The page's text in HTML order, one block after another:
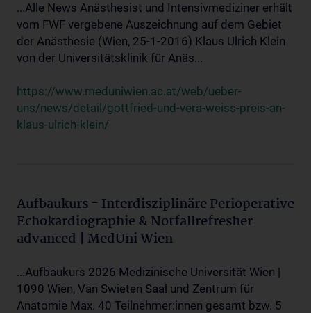
...Alle News Anästhesist und Intensivmediziner erhält
vom FWF vergebene Auszeichnung auf dem Gebiet
der Anästhesie (Wien, 25-1-2016) Klaus Ulrich Klein
von der Universitätsklinik für Anäs...
https://www.meduniwien.ac.at/web/ueber-
uns/news/detail/gottfried-und-vera-weiss-preis-an-
klaus-ulrich-klein/
Aufbaukurs - Interdisziplinäre Perioperative
Echokardiographie & Notfallrefresher
advanced | MedUni Wien
...Aufbaukurs 2026 Medizinische Universität Wien |
1090 Wien, Van Swieten Saal und Zentrum für
Anatomie Max. 40 Teilnehmer:innen gesamt bzw. 5